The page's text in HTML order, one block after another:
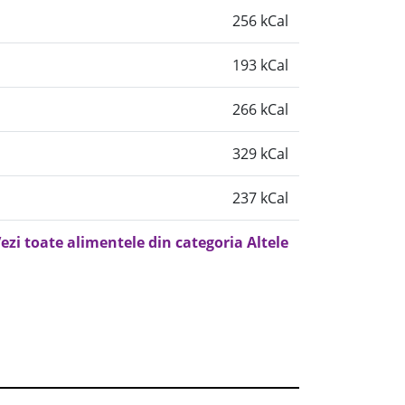
256 kCal
193 kCal
266 kCal
329 kCal
237 kCal
toate alimentele din categoria Altele